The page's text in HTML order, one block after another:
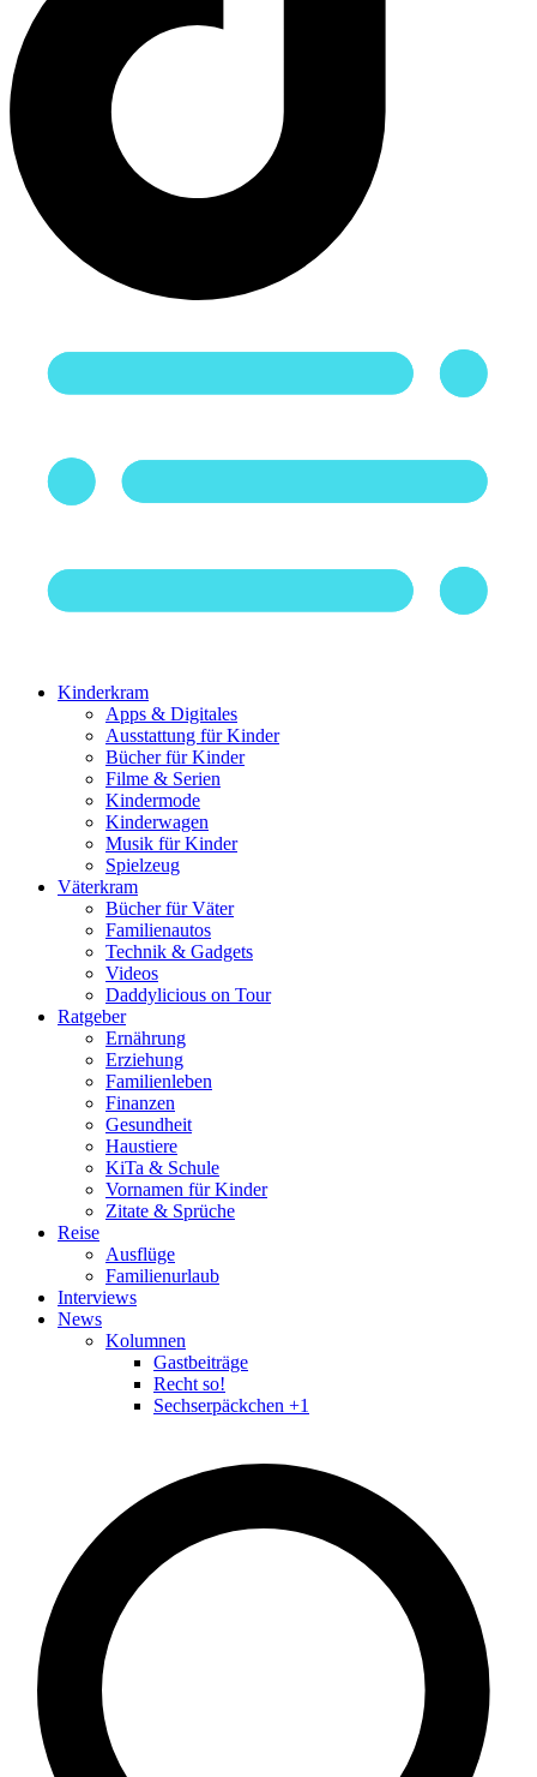
Kinderkram
Apps & Digitales
Ausstattung für Kinder
Bücher für Kinder
Filme & Serien
Kindermode
Kinderwagen
Musik für Kinder
Spielzeug
Väterkram
Bücher für Väter
Familienautos
Technik & Gadgets
Videos
Daddylicious on Tour
Ratgeber
Ernährung
Erziehung
Familienleben
Finanzen
Gesundheit
Haustiere
KiTa & Schule
Vornamen für Kinder
Zitate & Sprüche
Reise
Ausflüge
Familienurlaub
Interviews
News
Kolumnen
Gastbeiträge
Recht so!
Sechserpäckchen +1